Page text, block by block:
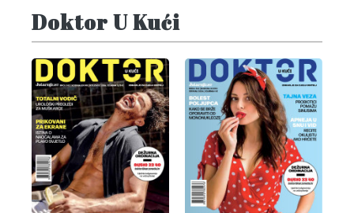
Doktor U Kući